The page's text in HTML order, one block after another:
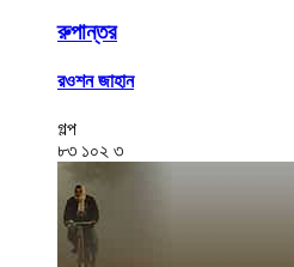
রুপান্তর
রওশন জাহান
গল্প
৮৩ ১০২ ৩